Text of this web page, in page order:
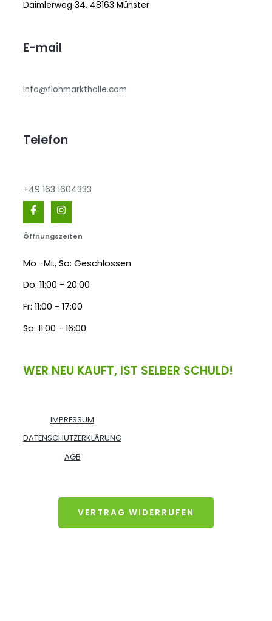
Daimlerweg 34, 48163 Münster
E-mail
info@flohmarkthalle.com
Telefon
+49 163 1604333
Öffnungszeiten
Mo -Mi., So: Geschlossen
Do: 11:00 - 20:00
Fr: 11:00 - 17:00
Sa: 11:00 - 16:00
WER NEU KAUFT, IST SELBER SCHULD!
IMPRESSUM
DATENSCHUTZERKLÄRUNG
AGB
VERTRAG WIDERRUFEN